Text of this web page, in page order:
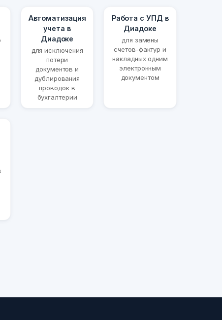
Автоматизация
учета в
Диадоке
для исключения
потери
документов и
дублирования
проводок в
бухгалтерии
Работа с УПД в
Диадоке
для замены
счетов-фактур и
накладных одним
электронным
документом